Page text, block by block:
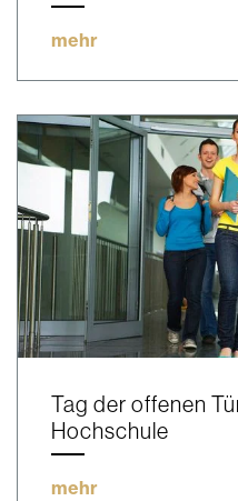
mehr
Tag der offenen
Hochschule
mehr